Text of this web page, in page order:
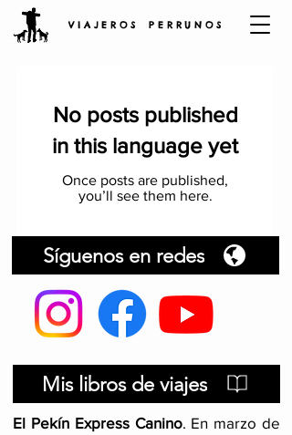
V I A J E R O S P E R R U N O S
No posts published
in this language yet
Once posts are published,
you’ll see them here.
Síguenos en redes
Mis libros de viajes
El Pekín Express Canino. En marzo de